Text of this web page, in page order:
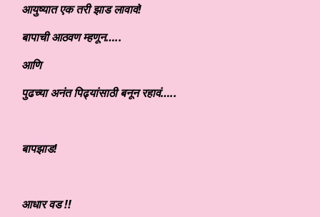
आयुष्यात एक तरी झाड लावावं!
बापाची आठवण म्हणून…..
आणि
पुढच्या अनंत पिढ्यांसाठी बनून रहावं…..
बापझाड!
आधार वड !!